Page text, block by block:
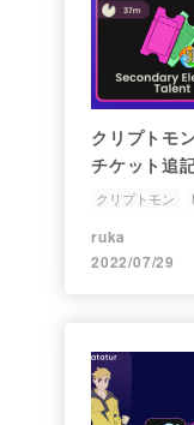
クリプトモ
チケット追記
クリプトモン
ruka
2022/07/29